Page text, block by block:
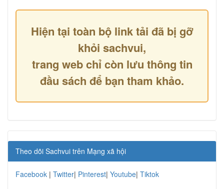
Hiện tại toàn bộ link tải đã bị gỡ
khỏi sachvui,
trang web chỉ còn lưu thông tin
đầu sách để bạn tham khảo.
Theo dõi Sachvui trên Mạng xã hội
Facebook | Twitter| Pinterest| Youtube| Tiktok